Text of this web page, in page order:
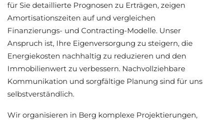
für Sie detaillierte Prognosen zu Erträgen, zeigen
Amortisationszeiten auf und vergleichen
Finanzierungs- und Contracting-Modelle. Unser
Anspruch ist, Ihre Eigenversorgung zu steigern, die
Energiekosten nachhaltig zu reduzieren und den
Immobilienwert zu verbessern. Nachvollziehbare
Kommunikation und sorgfältige Planung sind für uns
selbstverständlich.
Wir organisieren in Berg komplexe Projektierungen,